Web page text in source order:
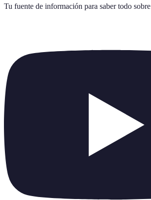
Tu fuente de información para saber todo sobre